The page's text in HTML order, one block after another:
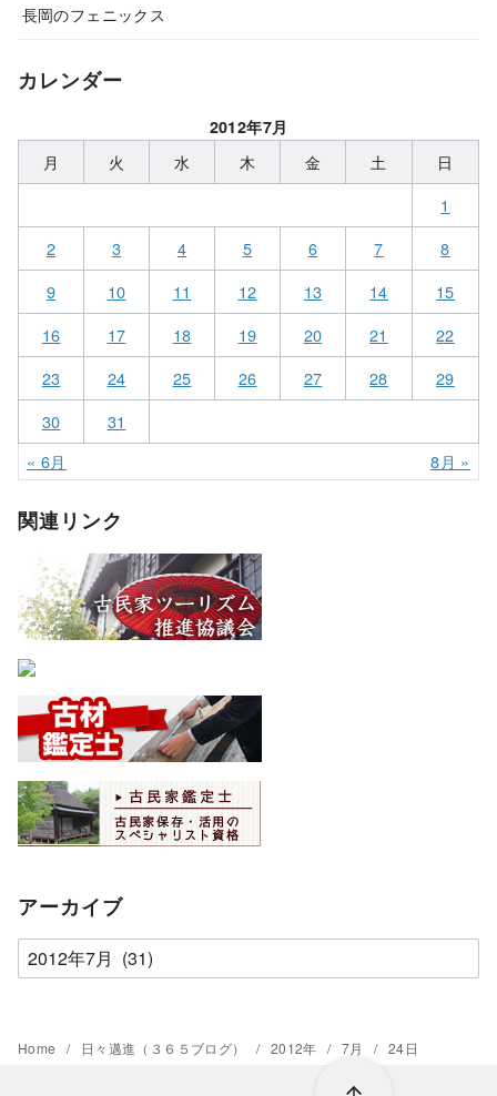
長岡のフェニックス
カレンダー
2012年7月
月 火 水 木 金 土
日
1
2
3 4 5 6 7
8
9
10 11 12 13 14
15
16
17 18 19 20 21
22
23
24 25 26 27 28
29
30
31
« 6月
8月 »
関連リンク
アーカイブ
ア
ー
イ
Home 日々邁進（３６５ブログ） 2012年 7月 24日